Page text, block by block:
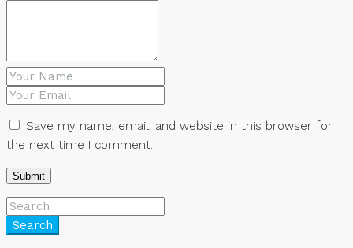
Save my name, email, and website in this browser for
the next time I comment.
Search